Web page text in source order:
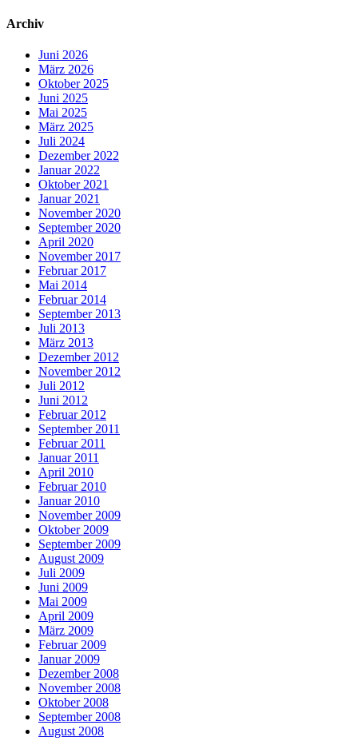
Archiv
Juni 2026
März 2026
Oktober 2025
Juni 2025
Mai 2025
März 2025
Juli 2024
Dezember 2022
Januar 2022
Oktober 2021
Januar 2021
November 2020
September 2020
April 2020
November 2017
Februar 2017
Mai 2014
Februar 2014
September 2013
Juli 2013
März 2013
Dezember 2012
November 2012
Juli 2012
Juni 2012
Februar 2012
September 2011
Februar 2011
Januar 2011
April 2010
Februar 2010
Januar 2010
November 2009
Oktober 2009
September 2009
August 2009
Juli 2009
Juni 2009
Mai 2009
April 2009
März 2009
Februar 2009
Januar 2009
Dezember 2008
November 2008
Oktober 2008
September 2008
August 2008